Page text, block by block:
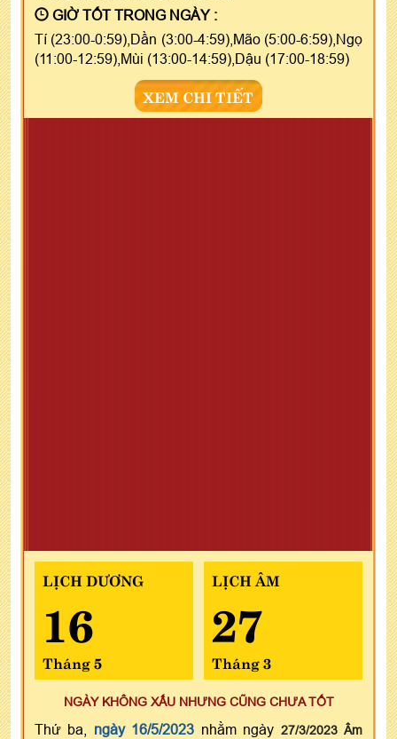
GIỜ TỐT TRONG NGÀY :
Tí (23:00-0:59),Dần (3:00-4:59),Mão (5:00-6:59),Ngọ
(11:00-12:59),Mùi (13:00-14:59),Dậu (17:00-18:59)
XEM CHI TIẾT
LỊCH DƯƠNG
16
Tháng 5
LỊCH ÂM
27
Tháng 3
NGÀY KHÔNG XẤU NHƯNG CŨNG CHƯA TỐT
Thứ ba, ngày 16/5/2023 nhằm ngày 27/3/2023 Âm